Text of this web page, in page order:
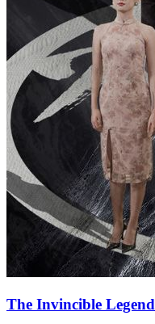
The Invincible Legend